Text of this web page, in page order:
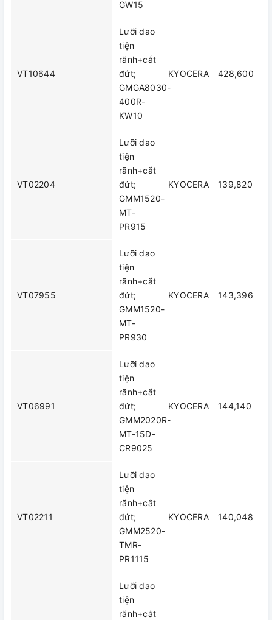
GW15
VT10644
Lưỡi dao
tiện
rãnh+cắt
đứt;
GMGA8030-
400R-
KW10
KYOCERA 428,600
VT02204
Lưỡi dao
tiện
rãnh+cắt
đứt;
GMM1520-
MT-
PR915
KYOCERA 139,820
VT07955
Lưỡi dao
tiện
rãnh+cắt
đứt;
GMM1520-
MT-
PR930
KYOCERA 143,396
VT06991
Lưỡi dao
tiện
rãnh+cắt
đứt;
GMM2020R-
MT-15D-
CR9025
KYOCERA 144,140
VT02211
Lưỡi dao
tiện
rãnh+cắt
đứt;
GMM2520-
TMR-
PR1115
KYOCERA 140,048
Lưỡi dao
tiện
rãnh+cắt